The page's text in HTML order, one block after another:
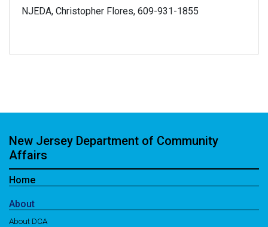
NJEDA, Christopher Flores, 609-931-1855
New Jersey Department of Community
Affairs
Home
About
About DCA